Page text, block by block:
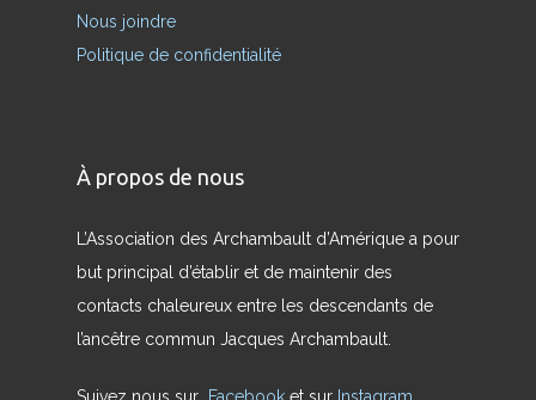
Nous joindre
Politique de confidentialité
À propos de nous
L’Association des Archambault d’Amérique a pour
but principal d’établir et de maintenir des
contacts chaleureux entre les descendants de
l’ancêtre commun Jacques Archambault.